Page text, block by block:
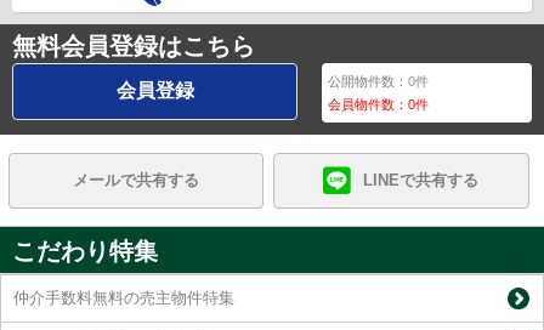
無料会員登録はこちら
会員登録 公開物件数：0件
会員物件数：0件
メールで共有する LINEで共有する
こだわり特集
仲介手数料無料の売主物件特集